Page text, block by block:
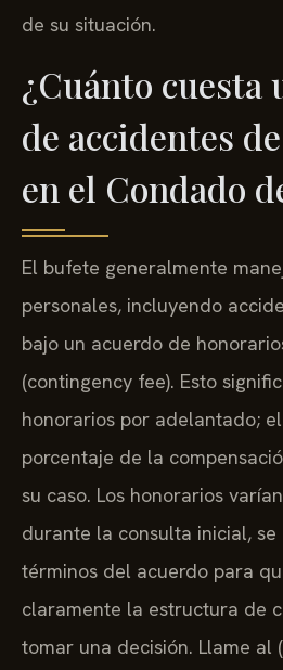
de su situación.
¿Cuánto cuesta
de accidentes
en el Condado
El bufete generalmente
personales, incluyendo
bajo un acuerdo de
(contingency fee). Esto
honorarios por adelantado;
porcentaje de la
su caso. Los honorarios
durante la consulta inicial,
términos del acuerdo para
claramente la estructura de
tomar una decisión. Llame al